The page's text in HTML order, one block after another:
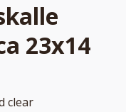
23x14
clear